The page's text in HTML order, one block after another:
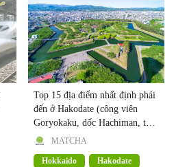
Top 15 địa điểm nhất định phải
đến ở Hakodate (công viên
Goryokaku, dốc Hachiman, toà
nhà gạch đỏ, công viên quốc gia
MATCHA
Hokkaido Hakodate